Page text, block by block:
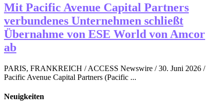
Mit Pacific Avenue Capital Partners
verbundenes Unternehmen schließt
Übernahme von ESE World von Amcor
ab
PARIS, FRANKREICH / ACCESS Newswire / 30. Juni 2026 /
Pacific Avenue Capital Partners (Pacific ...
Neuigkeiten